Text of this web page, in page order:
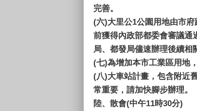
完善。
(六)大里公1公園用地由市
前獲得內政部都委會審議通
局、都發局儘速辦理後續相
(七)為增加本市工業區用地
(八)大車站計畫，包含附近
常重要，請加快腳步辦理。
陸、散會(中午11時30分)